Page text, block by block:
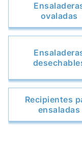
ovaladas
Recipientes
ensaladas